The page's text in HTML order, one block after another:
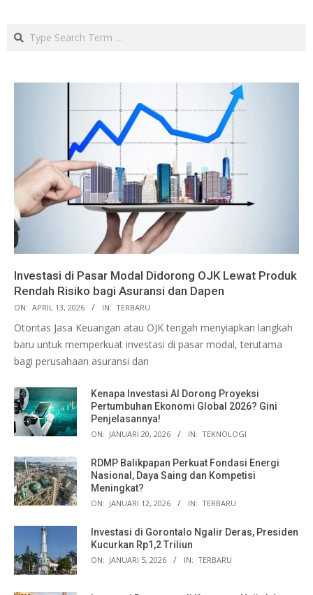
Search
Investasi di Pasar Modal Didorong OJK Lewat Produk
Rendah Risiko bagi Asuransi dan Dapen
ON: APRIL 13, 2026 IN: TERBARU
Otoritas Jasa Keuangan atau OJK tengah menyiapkan langkah
baru untuk memperkuat investasi di pasar modal, terutama
bagi perusahaan asuransi dan
Kenapa Investasi AI Dorong Proyeksi
Pertumbuhan Ekonomi Global 2026? Gini
Penjelasannya!
ON: JANUARI 20, 2026 IN: TEKNOLOGI
RDMP Balikpapan Perkuat Fondasi Energi
Nasional, Daya Saing dan Kompetisi
Meningkat?
ON: JANUARI 12, 2026 IN: TERBARU
Investasi di Gorontalo Ngalir Deras, Presiden
Kucurkan Rp1,2 Triliun
ON: JANUARI 5, 2026 IN: TERBARU